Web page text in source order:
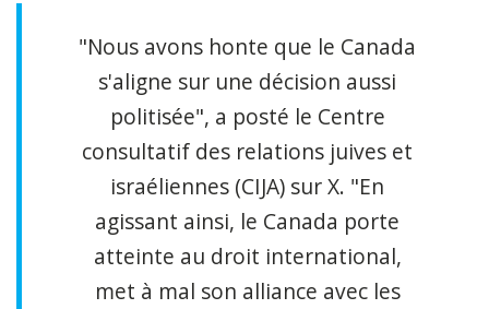
"Nous avons honte que le Canada
s'aligne sur une décision aussi
politisée", a posté le Centre
consultatif des relations juives et
israéliennes (CIJA) sur X. "En
agissant ainsi, le Canada porte
atteinte au droit international,
met à mal son alliance avec les